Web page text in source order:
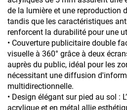
de la lumière et une reproduction
tandis que les caractéristiques
renforcent la durabilité pour une
• Couverture publicitaire double
visuelle à 360° grâce à deux
auprès du public, idéal pour les
nécessitant une diffusion
multidirectionnelle.
• Design élégant sur pied au sol :
acrylique et en métal allie